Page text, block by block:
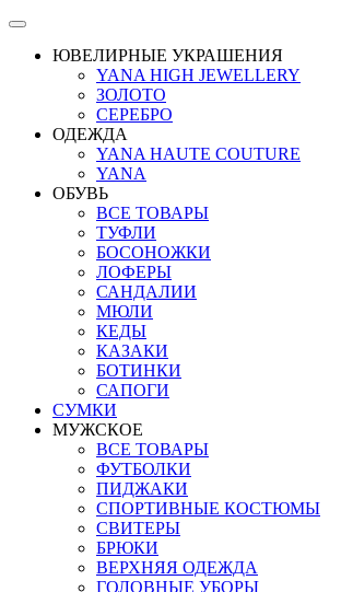
ЮВЕЛИРНЫЕ УКРАШЕНИЯ
YANA HIGH JEWELLERY
ЗОЛОТО
СЕРЕБРО
ОДЕЖДА
YANA HAUTE COUTURE
YANA
ОБУВЬ
ВСЕ ТОВАРЫ
ТУФЛИ
БОСОНОЖКИ
ЛОФЕРЫ
САНДАЛИИ
МЮЛИ
КЕДЫ
КАЗАКИ
БОТИНКИ
САПОГИ
СУМКИ
МУЖСКОЕ
ВСЕ ТОВАРЫ
ФУТБОЛКИ
ПИДЖАКИ
СПОРТИВНЫЕ КОСТЮМЫ
СВИТЕРЫ
БРЮКИ
ВЕРХНЯЯ ОДЕЖДА
ГОЛОВНЫЕ УБОРЫ